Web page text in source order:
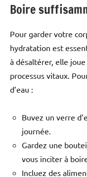
Boire
Pour garder votre
hydratation est
à désaltérer, elle
processus vitaux.
d’eau :
Buvez un verre
journée.
Gardez une
vous inciter à
Incluez des